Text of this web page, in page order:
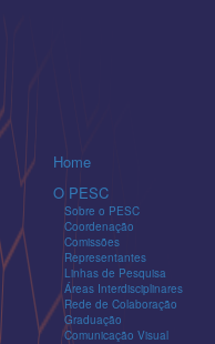
Home
O PESC
Sobre o PESC
Coordenação
Comissões
Representantes
Linhas de Pesquisa
Áreas Interdisciplinares
Rede de Colaboração
Graduação
Comunicação Visual